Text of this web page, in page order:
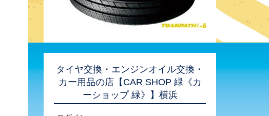
タイヤ交換・エンジンオイル交換・
カー用品の店【CAR SHOP 緑《カ
ーショップ 緑》】横浜